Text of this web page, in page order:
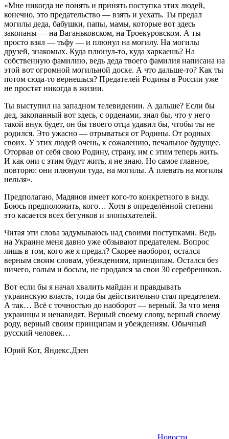
«Мне никогда не понять и принять поступка этих людей,
конечно, это предательство — взять и уехать. Ты предал
могилы деда, бабушки, папы, мамы, которые вот здесь
закопаны — на Ваганьковском, на Троекуровском. А ты
просто взял — тьфу — и плюнул на могилу. На могилы
друзей, знакомых. Куда плюнул-то, куда харкаешь? На
собственную фамилию, ведь деда твоего фамилия написана на
этой вот огромной могильной доске. А что дальше-то? Как ты
потом сюда-то вернешься? Предателей Родины в России уже
не простят никогда в жизни.
Ты выступил на западном телевидении. А дальше? Если бы
дед, закопанный вот здесь, с орденами, знал бы, что у него
такой внук будет, он бы твоего отца удавил бы, чтобы ты не
родился. Это ужасно — отрываться от Родины. От родных
своих. У этих людей очень, к сожалению, печальное будущее.
Оторвав от себя свою Родину, страну, им с этим теперь жить.
И как они с этим будут жить, я не знаю. Но самое главное,
повторю: они плюнули туда, на могилы. А плевать на могилы
нельзя».
Предполагаю, Мадянов имеет кого-то конкретного в виду.
Боюсь предположить, кого… Хотя в определённой степени
это касается всех бегунков и злопыхателей.
Читая эти слова задумываюсь над своими поступками. Ведь
на Украине меня давно уже обзывают предателем. Вопрос
лишь в том, кого же я предал? Скорее наоборот, остался
верным своим словам, убеждениям, принципам. Остался без
ничего, голым и босым, не продался за свои 30 серебреников.
Вот если бы я начал хвалить майдан и правдывать
украинскую власть, тогда бы действительно стал предателем.
А так… Всё с точностью до наоборот — верный. За что меня
украинцы и ненавидят. Верный своему слову, верный своему
роду, верный своим принципам и убеждениям. Обычный
русский человек…
Юрий Кот, Яндекс.Дзен
Новости